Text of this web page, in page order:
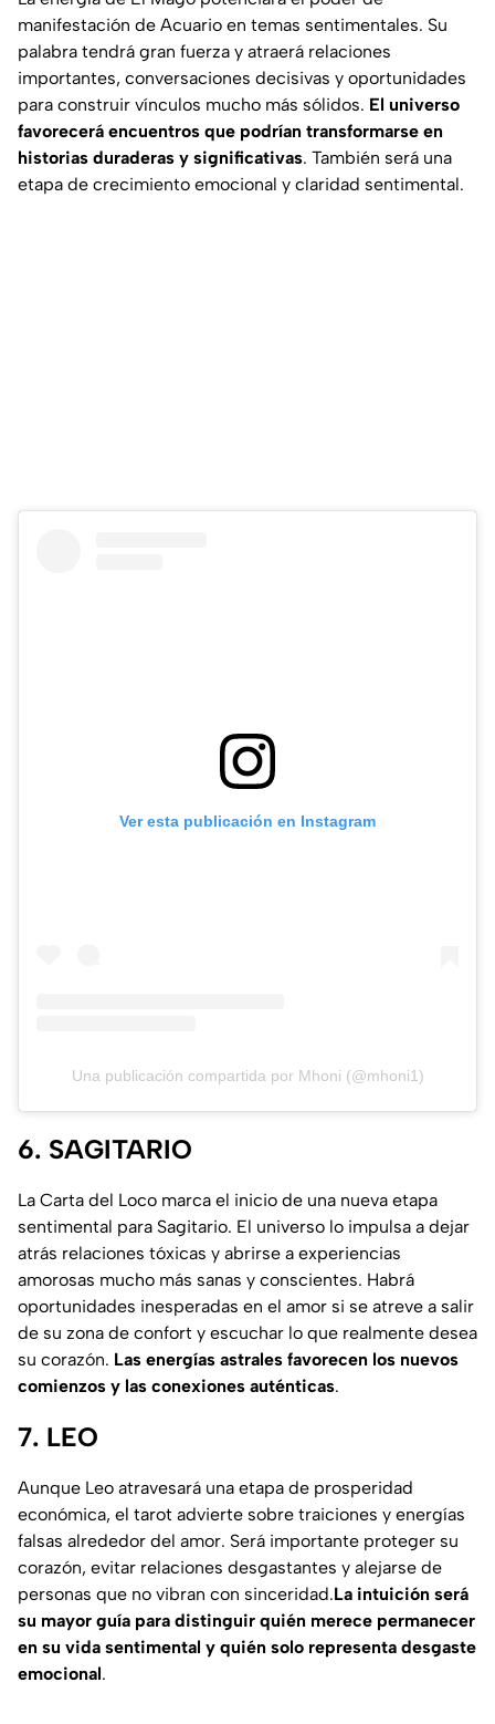
manifestación de Acuario en temas sentimentales. Su
palabra tendrá gran fuerza y atraerá relaciones
importantes, conversaciones decisivas y oportunidades
para construir vínculos mucho más sólidos. El universo
favorecerá encuentros que podrían transformarse en
historias duraderas y significativas. También será una
etapa de crecimiento emocional y claridad sentimental.
Ver esta publicación en Instagram
Una publicación compartida por Mhoni (@mhoni1)
6. SAGITARIO
La Carta del Loco marca el inicio de una nueva etapa
sentimental para Sagitario. El universo lo impulsa a dejar
atrás relaciones tóxicas y abrirse a experiencias
amorosas mucho más sanas y conscientes. Habrá
oportunidades inesperadas en el amor si se atreve a salir
de su zona de confort y escuchar lo que realmente desea
su corazón. Las energías astrales favorecen los nuevos
comienzos y las conexiones auténticas.
7. LEO
Aunque Leo atravesará una etapa de prosperidad
económica, el tarot advierte sobre traiciones y energías
falsas alrededor del amor. Será importante proteger su
corazón, evitar relaciones desgastantes y alejarse de
personas que no vibran con sinceridad.La intuición será
su mayor guía para distinguir quién merece permanecer
en su vida sentimental y quién solo representa desgaste
emocional.